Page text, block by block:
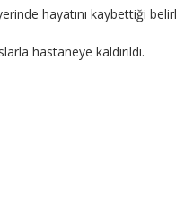
hayatını kaybettiği
hastaneye kaldırıldı.